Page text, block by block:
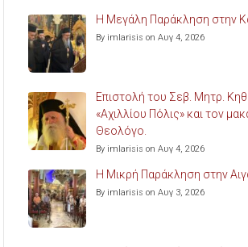
Η Μεγάλη Παράκληση στην
By imlarisis on Αυγ 4, 2026
Επιστολή του Σεβ. Μητρ.
«Αχιλλίου Πόλις» και τον
Θεολόγο.
By imlarisis on Αυγ 4, 2026
Η Μικρή Παράκληση στην
By imlarisis on Αυγ 3, 2026